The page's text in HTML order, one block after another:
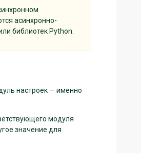
асинхронно-
библиотек Python.
настроек — именно
модуля
значение для